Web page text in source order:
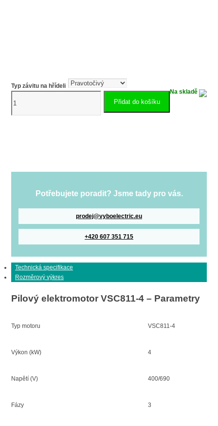
Typ závitu na hřídeli
Na skladě
elektromotor
hliníkový
Přidat do košíku
Potřebujete poradit? Jsme tady pro vás.
prodej@vyboelectric.eu
+420 607 351 715
Technická specifikace
Rozměrový výkres
Pilový elektromotor VSC811-4 – Parametry
Typ motoru VSC811-4
Výkon (kW) 4
Napětí (V) 400/690
Fázy 3